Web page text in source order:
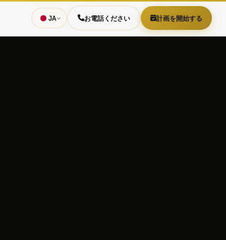
JA お電話ください 計画を開始する